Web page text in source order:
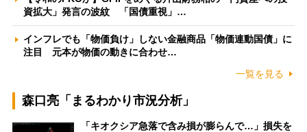
資拡大」発言の波紋 「国債重視」…
インフレでも「物価負け」しない金融商品「物価連動国債」に
注目 元本が物価の動きに合わせ…
一覧を見る
森口亮「まるわかり市況分析」
「キオクシア急落で含み損が膨らんで…」損失を